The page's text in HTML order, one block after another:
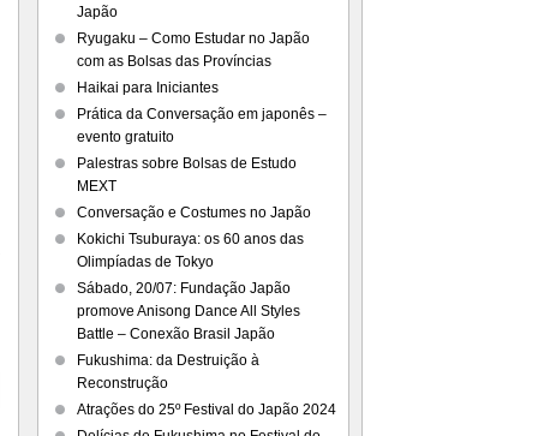
Japão
Ryugaku – Como Estudar no Japão
com as Bolsas das Províncias
Haikai para Iniciantes
Prática da Conversação em japonês –
evento gratuito
Palestras sobre Bolsas de Estudo
MEXT
Conversação e Costumes no Japão
Kokichi Tsuburaya: os 60 anos das
Olimpíadas de Tokyo
Sábado, 20/07: Fundação Japão
promove Anisong Dance All Styles
Battle – Conexão Brasil Japão
Fukushima: da Destruição à
Reconstrução
Atrações do 25º Festival do Japão 2024